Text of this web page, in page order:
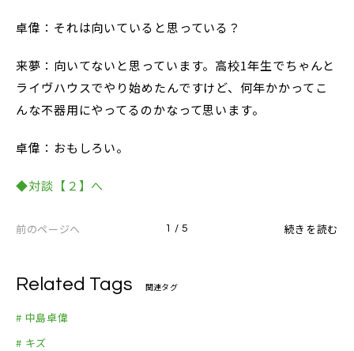
卓偉：それは向いていると思っている？
来夢：向いてないと思っています。高校1年生でちゃんと
ライヴハウスでやり始めたんですけど、何年かかってこ
んな不器用にやってるのかなって思います。
卓偉：おもしろい。
◆対談【２】へ
前のページへ 1 / 5 続きを読む
Related Tags 関連タグ
# 中島卓偉
# キズ